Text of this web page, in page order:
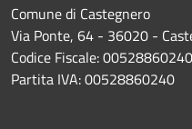
Comune di Castegnero
Via Ponte, 64 - 36020 -
Codice Fiscale: 00528860240
Partita IVA: 00528860240